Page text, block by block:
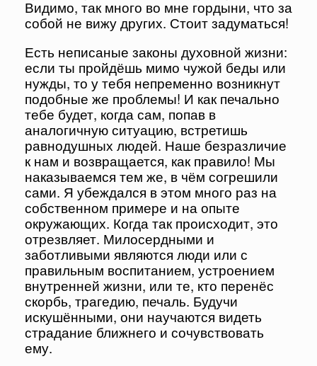
Видимо, так много во мне гордыни, что за
собой не вижу других. Стоит задуматься!
Есть неписаные законы духовной жизни:
если ты пройдёшь мимо чужой беды или
нужды, то у тебя непременно возникнут
подобные же проблемы! И как печально
тебе будет, когда сам, попав в
аналогичную ситуацию, встретишь
равнодушных людей. Наше безразличие
к нам и возвращается, как правило! Мы
наказываемся тем же, в чём согрешили
сами. Я убеждался в этом много раз на
собственном примере и на опыте
окружающих. Когда так происходит, это
отрезвляет. Милосердными и
заботливыми являются люди или с
правильным воспитанием, устроением
внутренней жизни, или те, кто перенёс
скорбь, трагедию, печаль. Будучи
искушёнными, они научаются видеть
страдание ближнего и сочувствовать
ему.